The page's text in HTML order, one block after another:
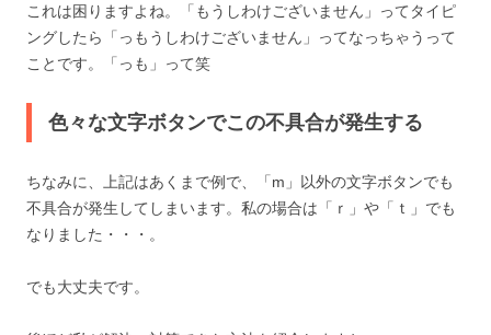
これは困りますよね。「もうしわけございません」ってタイピ
ングしたら「っもうしわけございません」ってなっちゃうって
ことです。「っも」って笑
色々な文字ボタンでこの不具合が発生する
ちなみに、上記はあくまで例で、「m」以外の文字ボタンでも
不具合が発生してしまいます。私の場合は「ｒ」や「ｔ」でも
なりました・・・。
でも大丈夫です。